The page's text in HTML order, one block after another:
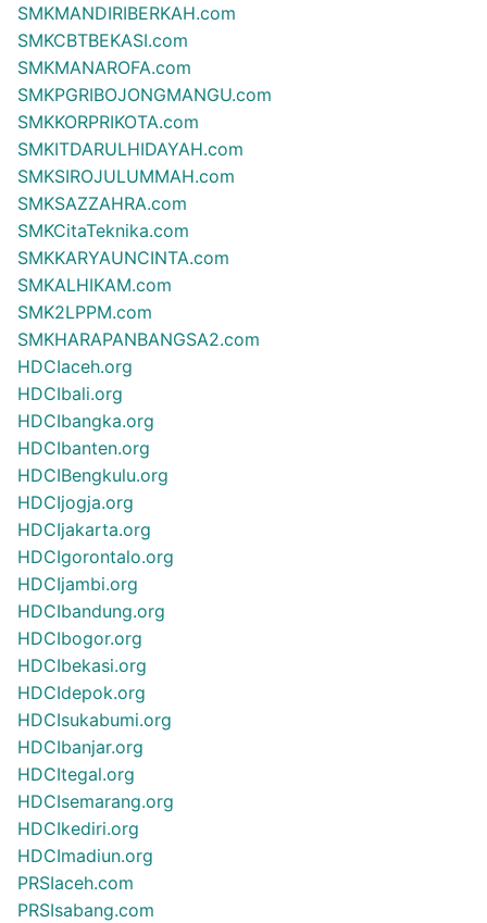
SMKMANDIRIBERKAH.com
SMKCBTBEKASI.com
SMKMANAROFA.com
SMKPGRIBOJONGMANGU.com
SMKKORPRIKOTA.com
SMKITDARULHIDAYAH.com
SMKSIROJULUMMAH.com
SMKSAZZAHRA.com
SMKCitaTeknika.com
SMKKARYAUNCINTA.com
SMKALHIKAM.com
SMK2LPPM.com
SMKHARAPANBANGSA2.com
HDCIaceh.org
HDCIbali.org
HDCIbangka.org
HDCIbanten.org
HDCIBengkulu.org
HDCIjogja.org
HDCIjakarta.org
HDCIgorontalo.org
HDCIjambi.org
HDCIbandung.org
HDCIbogor.org
HDCIbekasi.org
HDCIdepok.org
HDCIsukabumi.org
HDCIbanjar.org
HDCItegal.org
HDCIsemarang.org
HDCIkediri.org
HDCImadiun.org
PRSIaceh.com
PRSIsabang.com